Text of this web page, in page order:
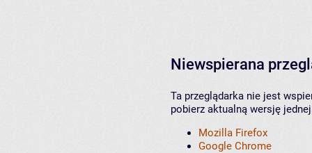
Niewspierana
Ta przeglądarka nie jest
pobierz aktualną wersję
Mozilla Firefox
Google Chrome